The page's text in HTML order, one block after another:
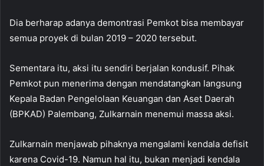
Dia berharap adanya demontrasi Pemkot bisa membayar
semua proyek di bulan 2019 – 2020 tersebut.
Sementara itu, aksi itu sendiri berjalan kondusif. Pihak
Pemkot pun menerima dengan mendatangkan langsung
Kepala Badan Pengelolaan Keuangan dan Aset Daerah
(BPKAD) Palembang, Zulkarnain menemui massa aksi.
Zulkarnain menjawab pihaknya mengalami kendala defisit
karena Covid-19. Namun hal itu, bukan menjadi kendala